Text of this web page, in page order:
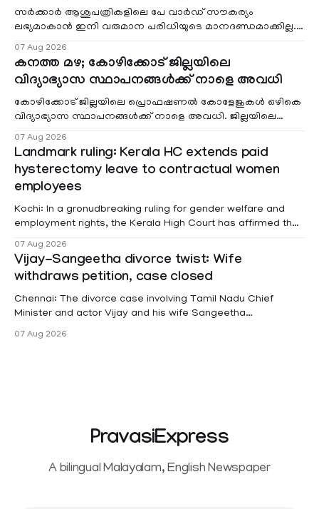
സർക്കാർ ആശുപത്രികളിലെ പേ വാർഡ് സൗകര്യം
ലഭ്യമാകാൻ ഇനി വരുമാന പരിധിയുടെ മാനദണ്ഡമാക്കില്ല.
07 Aug 2026
കനത്ത മഴ; കോഴിക്കോട് ജില്ലയിലെ
വിദ്യാഭ്യാസ സ്ഥാപനങ്ങൾക്ക് നാളെ അവധി
കോഴിക്കോട് ജില്ലയിലെ പ്രൊഫഷണൽ കോളേജുകൾ ഒഴികെ
വിദ്യാഭ്യാസ സ്ഥാപനങ്ങൾക്ക് നാളെ അവധി. ജില്ലയിലെ
07 Aug 2026
Landmark ruling: Kerala HC extends paid
hysterectomy leave to contractual women
employees
Kochi: In a gronudbreaking ruling for gender welfare and
employment rights, the Kerala High Court has affirmed that
projects are eligible for paid medical leave following
hysterectomy surgery under the Kerala Service Rules
(KSR). The court noted that since essential benefits like
maternity
07 Aug 2026
Vijay-Sangeetha divorce twist: Wife
withdraws petition, case closed
Chennai: The divorce case involving Tamil Nadu Chief
Minister and actor Vijay and his wife Sangeetha
Sowrnalingam has taken a new turn after Sangeetha
07 Aug 2026
PravasiExpress
A bilingual Malayalam, English Newspaper